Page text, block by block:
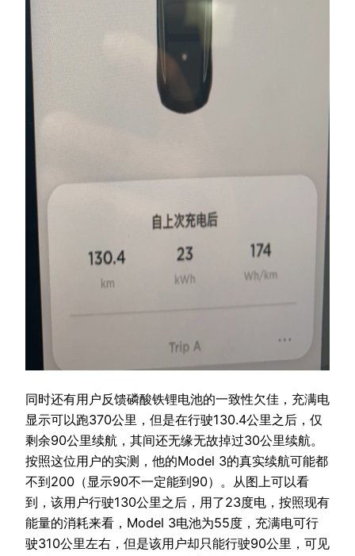
同时还有用户反馈磷酸铁锂电池的一致性欠佳，充满电
显示可以跑370公里，但是在行驶130.4公里之后，仅
剩余90公里续航，其间还无缘无故掉过30公里续航。
按照这位用户的实测，他的Model 3的真实续航可能都
不到200（显示90不一定能到90）。从图上可以看
到，该用户行驶130公里之后，用了23度电，按照现有
能量的消耗来看，Model 3电池为55度，充满电可行
驶310公里左右，但是该用户却只能行驶90公里，可见